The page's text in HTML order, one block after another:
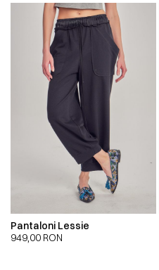
Pantaloni Lessie
949,00 RON